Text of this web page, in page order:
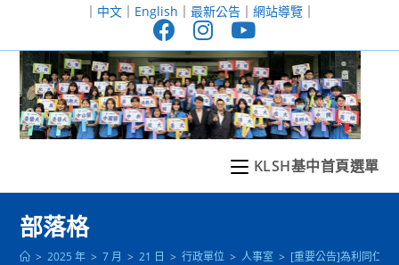
至
｜ 中文｜ English ｜ 最新公告｜ 網站導覽｜
KLSH基中首頁選單
部落格
> 2025 年 > 7 月 > 21 日 > 行政單位 > 人事室 > [重要公告]為利同仁返